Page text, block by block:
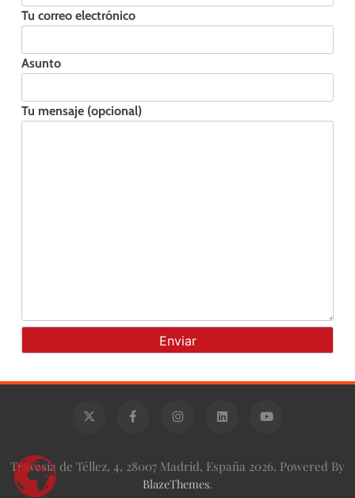
Tu correo electrónico
Asunto
Tu mensaje (opcional)
Travesía de Téllez, 4, 28007 Madrid, España 2026. Powered By
BlazeThemes.